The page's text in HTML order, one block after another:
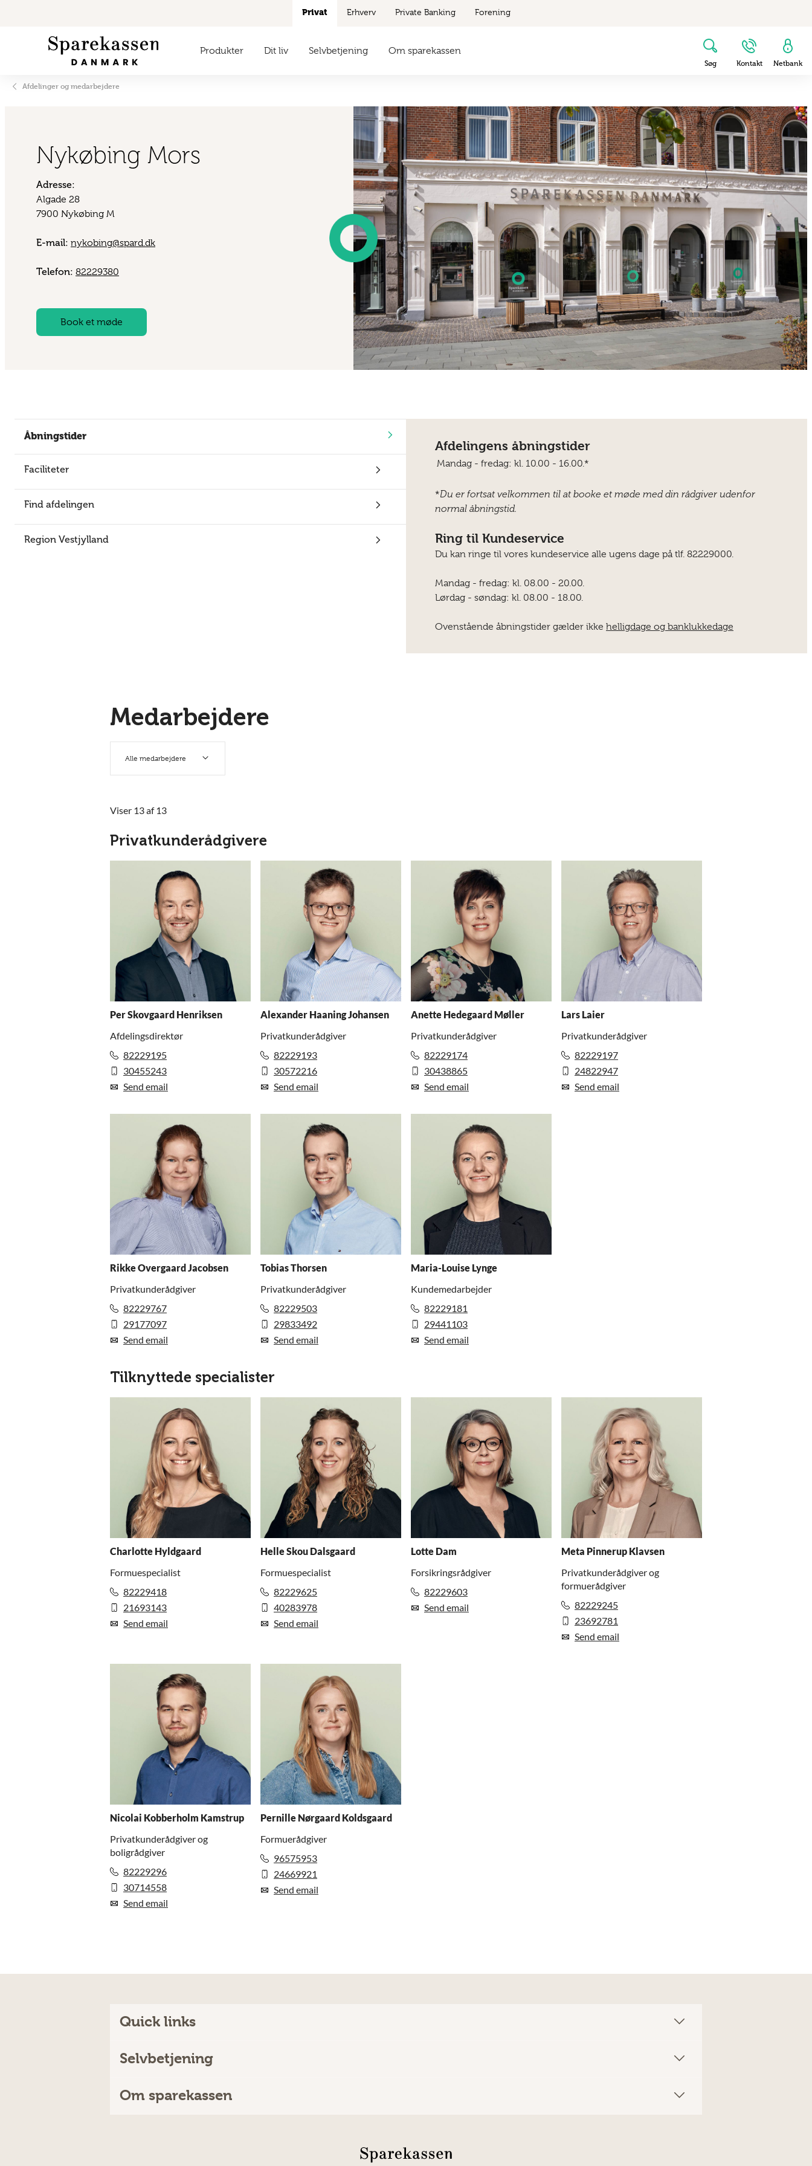
Afdelinger og medarbejdere
Privat Erhverv Private Banking Forening
Produkter Dit liv Selvbetjening Om sparekassen
Søg Kontakt Netbank
Nykøbing Mors
Adresse:
Algade 28
7900 Nykøbing M
E-mail: nykobing@spard.dk
Telefon: 82229380
Book et møde
Åbningstider
Faciliteter
Find afdelingen
Region Vestjylland
Afdelingens åbningstider
Mandag - fredag: kl. 10.00 - 16.00.*
*Du er fortsat velkommen til at booke et møde med din rådgiver udenfor
normal åbningstid.
Ring til Kundeservice
Du kan ringe til vores kundeservice alle ugens dage på tlf. 82229000.
Mandag - fredag: kl. 08.00 - 20.00.
Lørdag - søndag: kl. 08.00 - 18.00.
Ovenstående åbningstider gælder ikke helligdage og banklukkedage
Medarbejdere
Alle medarbejdere
Viser 13 af 13
Privatkunderådgivere
Per Skovgaard Henriksen
Afdelingsdirektør
82229195
30455243
Send email
Alexander Haaning Johansen
Privatkunderådgiver
82229193
30572216
Send email
Anette Hedegaard Møller
Privatkunderådgiver
82229174
30438865
Send email
Lars Laier
Privatkunderådgiver
82229197
24822947
Send email
Rikke Overgaard Jacobsen
Privatkunderådgiver
82229767
29177097
Send email
Tobias Thorsen
Privatkunderådgiver
82229503
29833492
Send email
Maria-Louise Lynge
Kundemedarbejder
82229181
29441103
Send email
Tilknyttede specialister
Charlotte Hyldgaard
Formuespecialist
82229418
21693143
Send email
Helle Skou Dalsgaard
Formuespecialist
82229625
40283978
Send email
Lotte Dam
Forsikringsrådgiver
82229603
Send email
Meta Pinnerup Klavsen
Privatkunderådgiver og
formuerådgiver
82229245
23692781
Send email
Nicolai Kobberholm Kamstrup
Privatkunderådgiver og
boligrådgiver
82229296
30714558
Send email
Pernille Nørgaard Koldsgaard
Formuerådgiver
96575953
24669921
Send email
Quick links
Selvbetjening
Om sparekassen